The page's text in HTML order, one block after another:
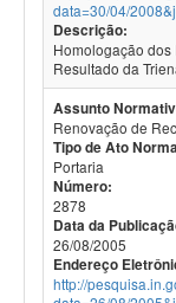
data=30/04/
Descrição:
Homologação
Resultado da
Assunto
Renovação de
Tipo de Ato
Portaria
Número:
2878
Data da
26/08/2005
Endereço
http://